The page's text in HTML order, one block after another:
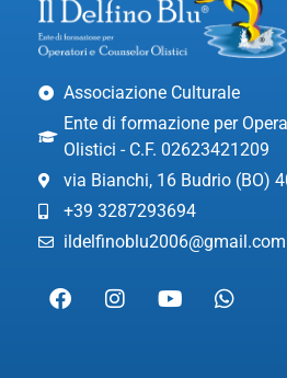
Associazione Culturale
Ente di formazione per
Olistici - C.F. 02623421209
via Bianchi, 16 Budrio (BO)
+39 3287293694
ildelfinoblu2006@gmail.com